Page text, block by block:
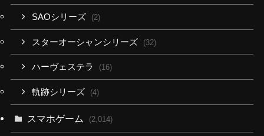
SAOシリーズ (2)
スターオーシャンシリーズ (32)
ハーヴェステラ (16)
軌跡シリーズ (4)
スマホゲーム (2,014)